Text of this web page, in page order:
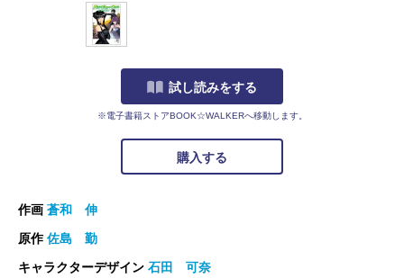
試し読みをする
※電子書籍ストアBOOK☆WALKERへ移動します。
購入する
作画 蒼和 伸
原作佐島 勤
キャラクターデザイン 石田 可奈